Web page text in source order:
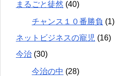
まるごと徒然 (40)
チャンス１０番勝負 (1)
ネットビジネスの寵児 (16)
今治 (30)
今治の中 (28)